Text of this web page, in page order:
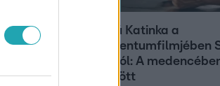
Hosszú Katinka a
dokumentumfilmjében
Tusupról: A
működött